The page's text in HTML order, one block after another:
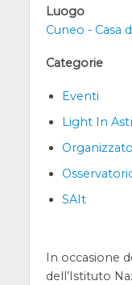
Luogo
Cuneo - Casa
Categorie
Eventi
Light In
SAIt
In occasione
dell’Istituto